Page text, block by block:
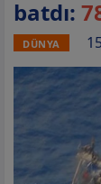
batdı:
DÜNYA